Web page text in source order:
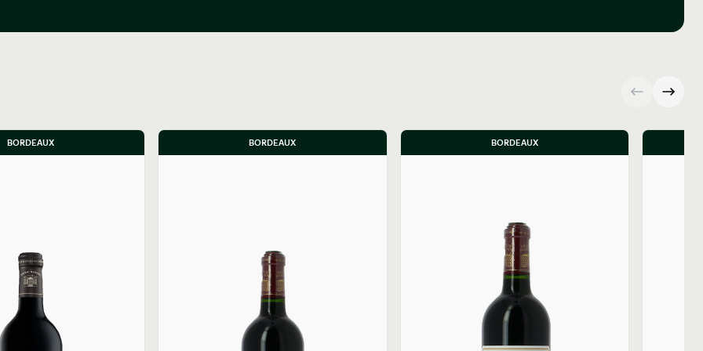
Margaux.
Ginestet, important
en 1950. Les petits millésimes
la famille Mentzelopoulos
% de merlot, 4 % de petit verdot
pieds à l’hectare. 10 à 15000
sont mises en jachère
du Médoc à recourir à
un certain nombre de grappes
BORDEAUX BORDEAUX BORDEAUX